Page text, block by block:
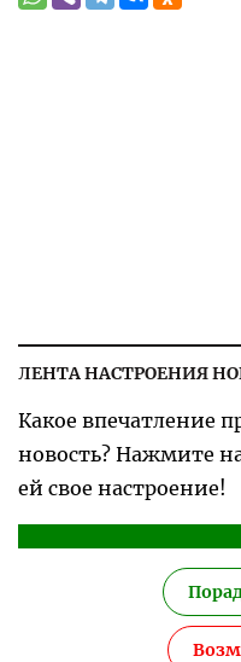
ЛЕНТА НАСТРОЕНИЯ
Какое впечатление
новость? Нажмите
ей свое настроение!